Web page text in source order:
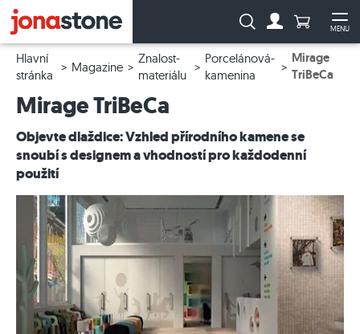
MENU
Vyhledávání:Počet
Hlavní
stránka
Magazine
Znalost-
materiálu
Porcelánová-
kamenina
Mirage
TriBeCa
Mirage TriBeCa
Objevte dlaždice: Vzhled přírodního kamene se
snoubí s designem a vhodností pro každodenní
použití